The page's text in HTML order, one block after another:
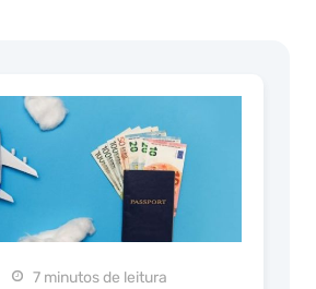
7 minutos de leitura